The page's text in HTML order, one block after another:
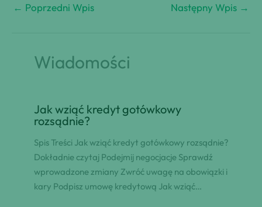
← Poprzedni Wpis Następny Wpis →
Wiadomości
Jak wziąć kredyt gotówkowy
rozsądnie?
Spis Treści Jak wziąć kredyt gotówkowy rozsądnie?
Dokładnie czytaj Podejmij negocjacje Sprawdź
wprowadzone zmiany Zwróć uwagę na obowiązki i
kary Podpisz umowę kredytową Jak wziąć…